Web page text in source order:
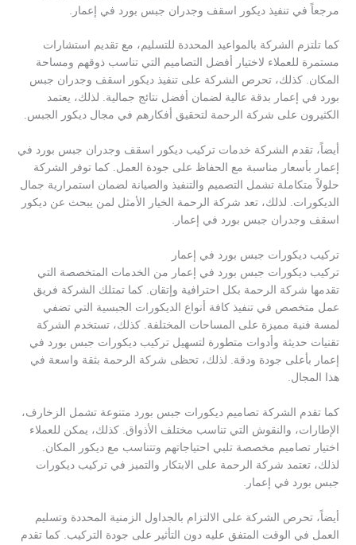
مرجعاً في تنفيذ ديكور اسقف وجدران جبس بورد في إعمار.
كما تلتزم الشركة بالمواعيد المحددة للتسليم، مع تقديم استشارات
مستمرة للعملاء لاختيار أفضل التصاميم التي تناسب ذوقهم ومساحة
المكان. كذلك، تحرص الشركة على تنفيذ ديكور اسقف وجدران جبس
بورد في إعمار بدقة عالية لضمان أفضل نتائج جمالية. لذلك، يعتمد
الكثيرون على شركة الرحمة لتحقيق أفكارهم في مجال ديكور الجبس.
أيضاً، تقدم الشركة خدمات تركيب ديكور اسقف وجدران جبس بورد في
إعمار بأسعار مناسبة مع الحفاظ على جودة العمل. كما توفر الشركة
حلولاً متكاملة تشمل التصميم والتنفيذ والصيانة لضمان استمرارية جمال
الديكورات. لذلك، تعد شركة الرحمة الخيار الأمثل لمن يبحث عن ديكور
اسقف وجدران جبس بورد في إعمار.
تركيب ديكورات جبس بورد في إعمار
تركيب ديكورات جبس بورد في إعمار من الخدمات المتخصصة التي
تقدمها شركة الرحمة بكل احترافية وإتقان. كما تمتلك الشركة فريق
عمل متخصص في تنفيذ كافة أنواع الديكورات الجبسية التي تضفي
لمسة فنية مميزة على المساحات المختلفة. كذلك، تستخدم الشركة
تقنيات حديثة وأدوات متطورة لتسهيل تركيب ديكورات جبس بورد في
إعمار بأعلى جودة ودقة. لذلك، تحظى شركة الرحمة بثقة واسعة في
هذا المجال.
كما تقدم الشركة تصاميم ديكورات جبس بورد متنوعة تشمل الزخارف،
الإطارات، والنقوش التي تناسب مختلف الأذواق. كذلك، يمكن للعملاء
اختيار تصاميم مخصصة تلبي احتياجاتهم وتتناسب مع ديكور المكان.
لذلك، تعتمد شركة الرحمة على الابتكار والتميز في تركيب ديكورات
جبس بورد في إعمار.
أيضاً، تحرص الشركة على الالتزام بالجداول الزمنية المحددة وتسليم
العمل في الوقت المتفق عليه دون التأثير على جودة التركيب. كما تقدم